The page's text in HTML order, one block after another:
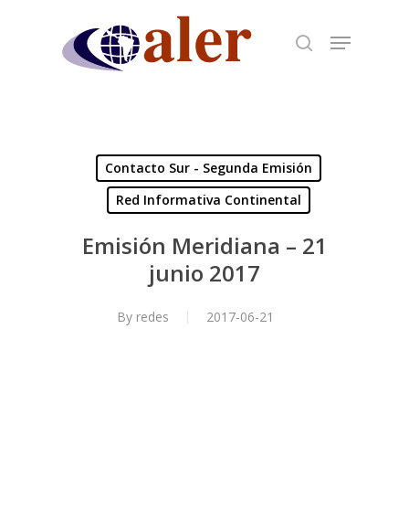
Contacto Sur - Segunda Emisión
Red Informativa Continental
Emisión Meridiana – 21
junio 2017
By redes 2017-06-21